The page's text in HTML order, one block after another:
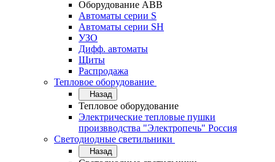
Оборудование АВВ
Автоматы серии S
Автоматы серии SH
УЗО
Дифф. автоматы
Щиты
Распродажа
Тепловое оборудование
Назад
Тепловое оборудование
Электрические тепловые пушки
произвводства "Электропечь" Россия
Светодиодные светильники
Назад